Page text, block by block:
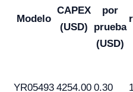
Modelo
CAPEX
(USD)
por
prueba
(USD)
YR05493 4254.00 0.30